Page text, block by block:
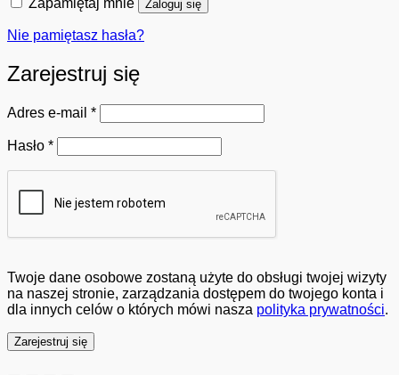
Zaloguj się
Nie pamiętasz hasła?
Zarejestruj się
Adres e-mail *Wymagane
Hasło *Wymagane
Twoje dane osobowe zostaną użyte do obsługi twojej wizyty
na naszej stronie, zarządzania dostępem do twojego konta i
dla innych celów o których mówi nasza polityka prywatności.
Zarejestruj się